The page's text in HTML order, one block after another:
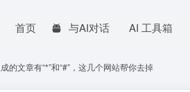
首页 与AI对话 AI 工具箱
的文章有“*”和“#”，这几个网站帮你去掉